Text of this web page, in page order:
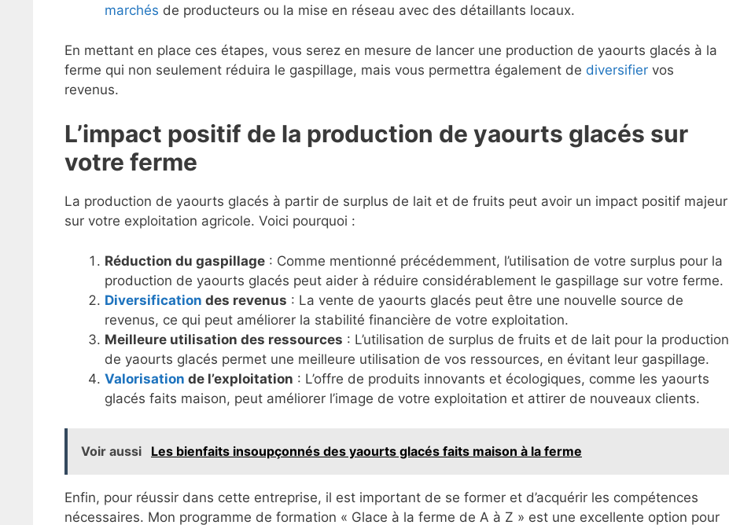
marchés de producteurs ou la mise en réseau avec des détaillants locaux.
En mettant en place ces étapes, vous serez en mesure de lancer une production de yaourts glacés à la
ferme qui non seulement réduira le gaspillage, mais vous permettra également de diversifier vos
revenus.
L’impact positif de la production de yaourts glacés sur
votre ferme
La production de yaourts glacés à partir de surplus de lait et de fruits peut avoir un impact positif majeur
sur votre exploitation agricole. Voici pourquoi :
Réduction du gaspillage : Comme mentionné précédemment, l’utilisation de votre surplus pour la
production de yaourts glacés peut aider à réduire considérablement le gaspillage sur votre ferme.
Diversification des revenus : La vente de yaourts glacés peut être une nouvelle source de
revenus, ce qui peut améliorer la stabilité financière de votre exploitation.
Meilleure utilisation des ressources : L’utilisation de surplus de fruits et de lait pour la production
de yaourts glacés permet une meilleure utilisation de vos ressources, en évitant leur gaspillage.
Valorisation de l’exploitation : L’offre de produits innovants et écologiques, comme les yaourts
glacés faits maison, peut améliorer l’image de votre exploitation et attirer de nouveaux clients.
Voir aussi Les bienfaits insoupçonnés des yaourts glacés faits maison à la ferme
Enfin, pour réussir dans cette entreprise, il est important de se former et d’acquérir les compétences
nécessaires. Mon programme de formation « Glace à la ferme de A à Z » est une excellente option pour